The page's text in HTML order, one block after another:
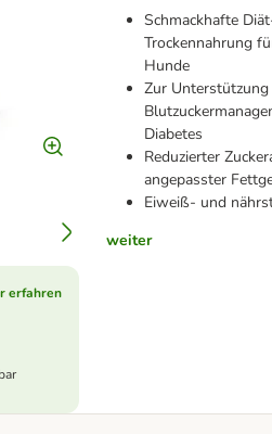
Schmackhafte
Trockennahrung
Hunde
Zur Unterstützung
Diabetes
Reduzierter
angepasster
Eiweiß- und
weiter
erfahren